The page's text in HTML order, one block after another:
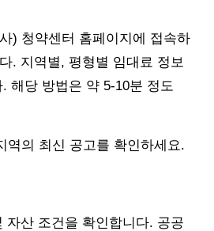
) 청약센터 홈페이지에 접속하
. 지역별, 평형별 임대료 정보
해당 방법은 약 5-10분 정도
역의 최신 공고를 확인하세요.
자산 조건을 확인합니다. 공공